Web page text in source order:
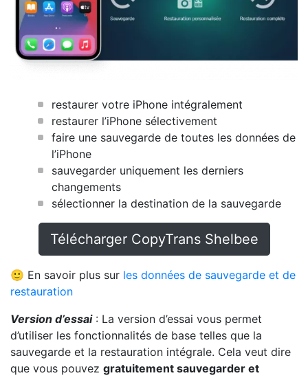
restaurer votre iPhone intégralement
restaurer l’iPhone sélectivement
faire une sauvegarde de toutes les données de
l’iPhone
sauvegarder uniquement les derniers
changements
sélectionner la destination de la sauvegarde
Télécharger CopyTrans Shelbee
🙂 En savoir plus sur les données de sauvegarde et de
restauration
Version d’essai: La version d’essai vous permet
d’utiliser les fonctionnalités de base telles que la
sauvegarde et la restauration intégrale. Cela veut dire
que vous pouvez gratuitement sauvegarder et